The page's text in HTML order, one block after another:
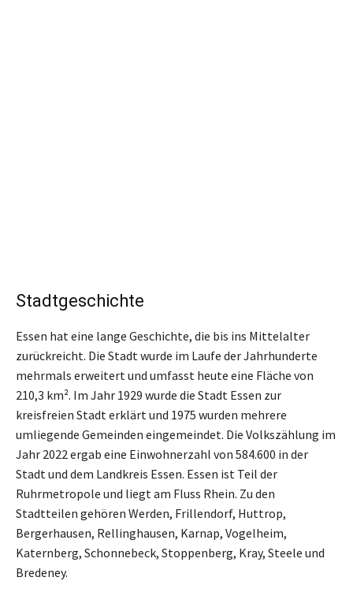
Stadtgeschichte
Essen hat eine lange Geschichte, die bis ins Mittelalter
zurückreicht. Die Stadt wurde im Laufe der Jahrhunderte
mehrmals erweitert und umfasst heute eine Fläche von
210,3 km². Im Jahr 1929 wurde die Stadt Essen zur
kreisfreien Stadt erklärt und 1975 wurden mehrere
umliegende Gemeinden eingemeindet. Die Volkszählung im
Jahr 2022 ergab eine Einwohnerzahl von 584.600 in der
Stadt und dem Landkreis Essen. Essen ist Teil der
Ruhrmetropole und liegt am Fluss Rhein. Zu den
Stadtteilen gehören Werden, Frillendorf, Huttrop,
Bergerhausen, Rellinghausen, Karnap, Vogelheim,
Katernberg, Schonnebeck, Stoppenberg, Kray, Steele und
Bredeney.